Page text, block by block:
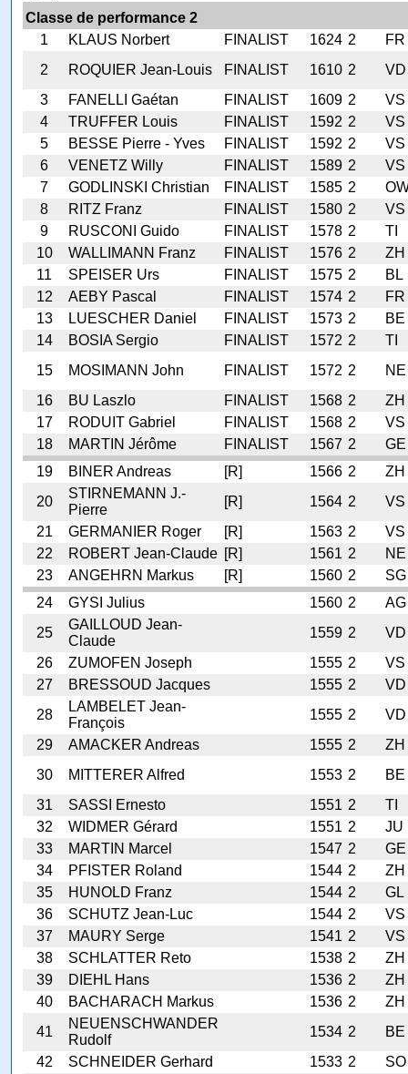
Classe de performance 2
1
KLAUS Norbert FINALIST 1624 2
FR
2
ROQUIER Jean-Louis FINALIST 1610 2
VD
3
FANELLI Gaétan FINALIST 1609 2
VS
4
TRUFFER Louis FINALIST 1592 2
VS
5
BESSE Pierre - Yves FINALIST 1592 2
VS
6
VENETZ Willy FINALIST 1589 2
VS
7
GODLINSKI Christian FINALIST 1585 2
8
RITZ Franz FINALIST 1580 2
VS
9
RUSCONI Guido FINALIST 1578 2
TI
10
WALLIMANN Franz FINALIST 1576 2
ZH
11
SPEISER Urs FINALIST 1575 2
BL
12
AEBY Pascal FINALIST 1574 2
FR
13
LUESCHER Daniel FINALIST 1573 2
BE
14
BOSIA Sergio FINALIST 1572 2
TI
15
MOSIMANN John FINALIST 1572 2
NE
16
BU Laszlo FINALIST 1568 2
ZH
17
RODUIT Gabriel FINALIST 1568 2
VS
18
MARTIN Jérôme FINALIST 1567 2
GE
19
BINER Andreas [R] 1566 2
ZH
20
STIRNEMANN J.-
Pierre
[R] 1564 2
VS
21
GERMANIER Roger [R] 1563 2
VS
22
ROBERT Jean-Claude [R] 1561 2
NE
23
ANGEHRN Markus [R] 1560 2
SG
24
GYSI Julius 1560 2
AG
25
GAILLOUD Jean-
Claude
1559 2
VD
26
ZUMOFEN Joseph 1555 2
VS
27
BRESSOUD Jacques 1555 2
VD
28
LAMBELET Jean-
François
1555 2
VD
29
AMACKER Andreas 1555 2
ZH
30
MITTERER Alfred 1553 2
BE
31
SASSI Ernesto 1551 2
TI
32
WIDMER Gérard 1551 2
JU
33
MARTIN Marcel 1547 2
GE
34
PFISTER Roland 1544 2
ZH
35
HUNOLD Franz 1544 2
GL
36
SCHUTZ Jean-Luc 1544 2
VS
37
MAURY Serge 1541 2
VS
38
SCHLATTER Reto 1538 2
ZH
39
DIEHL Hans 1536 2
ZH
40
BACHARACH Markus 1536 2
ZH
41
NEUENSCHWANDER
Rudolf
1534 2
BE
42
SCHNEIDER Gerhard 1533 2 SO